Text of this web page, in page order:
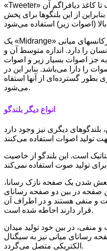
«Tweeter» در ابعاد کوچک طراحی شده است تا کاغذ دیافراگم آن
از این بلنگوها برای پخش
یک «Midrange» با ابعادی متوسط، توانایی تولید فرکانسهای میانی
را دارد. اندازه متوسط آن و
جز اصوات بسیار زیر و اصوات
را دارا می‌باشد. بنابر این در
بطور گسترده‌ای از آنها استفاه
می‌شود.
انواع دیگر بلندگو
دیگری نیز وجود دارد
است. این بلندگو از خاصیت
شدن یک صفحه نازک رسانا،
صفحه در بین دو صفحه رسانای
و منفی هستند و در اطراف آن
قرار دارند احاطه شده است.
منفی، در بین خود تولید میدان
رسانای میانی نیز به سیگنال
الکتریکی متصل می‌گردد.